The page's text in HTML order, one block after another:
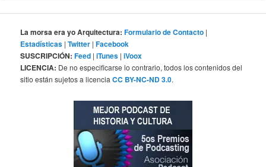
La morsa era yo Arquitectura: Formulario de Contacto |
Estadísticas |Twitter |Facebook
SUSCRIPCIÓN: Feed |iTunes |iVoox
LICENCIA: De no especificarse lo contrario, todos los contenidos del
sitio están sujetos a licenciaCC BY-NC-ND 3.0.